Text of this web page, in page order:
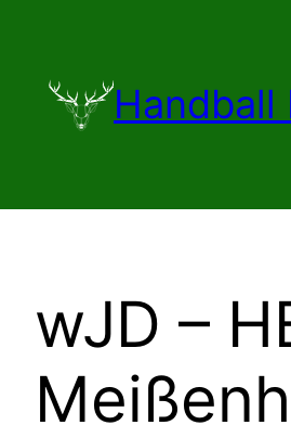
Handball
wJD –